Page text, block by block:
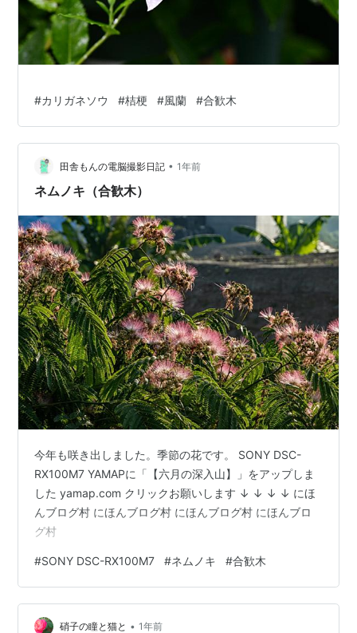
#カリガネソウ #桔梗 #風蘭 #合歓木
田舎もんの電脳撮影日記 • 1年前
ネムノキ（合歓木）
今年も咲き出しました。季節の花です。 SONY DSC-
RX100M7 YAMAPに「【六月の深入山】」をアップしま
した yamap.com クリックお願いします ↓ ↓ ↓ ↓ にほ
んブログ村 にほんブログ村 にほんブログ村 にほんブロ
グ村
#SONY DSC-RX100M7 #ネムノキ #合歓木
硝子の瞳と猫と • 1年前